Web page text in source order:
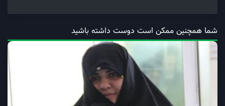
شما همچنین ممکن است دوست داشته باشید